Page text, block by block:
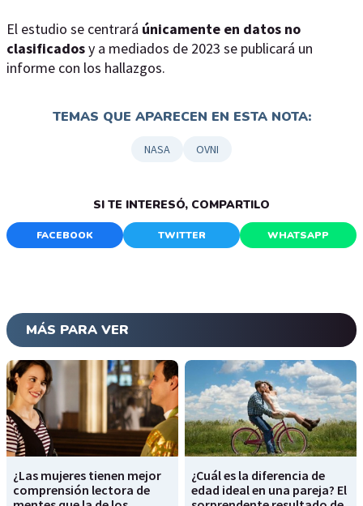
El estudio se centrará únicamente en datos no
clasificadosy a mediados de 2023 se publicará un
informe con los hallazgos.
TEMAS QUE APARECEN EN ESTA NOTA:
NASA OVNI
SI TE INTERESÓ, COMPARTILO
FACEBOOK TWITTER WHATSAPP
MÁS PARA VER
¿Las mujeres tienen mejor
comprensión lectora de
¿Cuál es la diferencia de
edad ideal en una pareja? El